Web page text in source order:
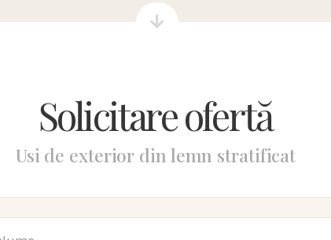
Solicitare ofertă
Usi de exterior din lemn stratificat